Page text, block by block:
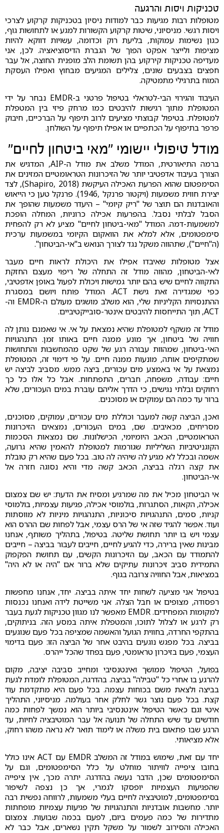
טכניקות ויסות והרגעה
מטופלות רבות מגיעות כבר למודות ניסיון בטכניקות קרקוע לצרכי
ויסות רגשי. מניסיוני, שיטות קרקוע הקשורות למגע או לתחושות גוף,
כגון נשימות עמוקות, בליעת רוק וכדומה, עשויות דווקא להיות
מציפות ולייצר אפקט הפוך של הגברת הדיסוציאציה. לכן, אני
מעדיפה טכניקות קירקוע בהן תשומת הלב מופנית החוצה, אל עבר
חפצים בצבעים שונים, צלילים המגיעים מבחוץ ואפילו העסקת
המוח בתרגילי מתמטיקה.
העיבוד והגירוי הבי-לטראלי בטיפול פרטני ב-EMDR נבחר על ידי
המטופלת מתוך רגישות להיבטים כמו מרחק פיזי בין המטפלת
למטופלת. בטיפול קבוצתי מציעים לרוב תיפוף על הברכיים, חיבוק
פרפר בתיפוף על הכתפיים או אפילו תיפוף על השולחן.
מודל טיפולי יישומי "מאי ביטחון לחיים"
ברמה התיאורטית, המודל משלב את מודל ה-AIP, המדגיש את
הצורך בעיבוד אדפטיבי יותר של הזיכרונות הטראומטיים המזינים את
הסימפטום שהוא הפרעת האכילה העיקשת (Shapiro, 2018), לצד
יצירת חווית משמעות (ויקטור פרנקל ,1946). פרנקל טען כי הייאוש
והאובדנות הם תוצר של "ריק קיומי" – היעדר משמעות שהופך את
הסבל לבלתי נסבל. בהפרעות אכילה כרוניות, המחלה הופכת
למשמעות-דמה. המודל "מאי-ביטחון לחיים" מציע לא רק להפחית
סימפטומים, אלא למלא את הוואקום הקיומי במשמעות ערכית
(ה"חיים"), שתהווה משקל נגד לצורך הנואש ב"אי-הביטחון".
אצל מטופלות שאיבדו אפילו את היכולת לראות חיים מעבר
לאי-הביטחון, מהווה מודל זה התחלה של ריפוי מעצם החזקת
התקווה לחיים שיש בהם יותר גמישות ויכולת לפעול באופן אדפטיבי,
כפי שמגדירה זאת גישת ACT. המודל פותח ויושם במסגרת
ההתנסויות הקליניות שלי, הוא משלב מושגים מעולם ה-EMDR וה-
ACT, תוך התייחסות להיבטים אינטר-סובייקטיביים.
מודל זה משקף למטופלת שהיא נמצאת על אי. אי שאמנם נותן לה
חוויה של ביטחון, אך מונע ממנה חיים באותו זמן. התנהגויות
האי-ביטחון, שמהוות עבורה רגע של שקט מהמחשבות והתחושות
שמתקיפים אותה, מונעות ממנה חיים. על פי דימוי זה, המטופלת
נמצאת על אי באמצע מים עכורים, ביצה ממש. מסביב לביצה יש
חיים: עבודה, משפחה, חברים, התפתחות. אבל כל אלו כל כך
רחוקים ובלתי נגישים, כי הדרך אליהם עוברת במים העכורים, שלא
ברור עד כמה הם עמוקים או מסוכנים.
ואכן, הביצה קשה למעבר וכוללת מים עכורים, עמוקים, מסוכנים,
מסריחים, מכאיבים. שם, במים העכורים, נמצאים הזיכרונות
הטראומטיים, הכאב היומיומי, הכישלונות. שם נמצאות הסכמות
הקוגניטיביות השליליות שגורמות למטופלת להאמין שהיא גרועה,
אשמה ובכלל לא מגיע לה שיהיה לה טוב. בכל פעם שהיא רק טובלת
את קצה רגלה בביצה, הכאב קשה מדי והיא נסוגה חזרה אל
אי-הביטחון.
אי הביטחון מכיל את מה שמרגיע ומסיח את הדעת: יש שם צמצום
אכילה, הקאות, הסתגרות, בולמוסי אכילה, פגיעות עצמיות, בולמוסי
קניות, סמים, התנהגויות סיכוניות, התנהגויות מיניות לא מווסתות
ועוד. אפשר להגיד שזה אי של הרס עצמי, אבל לפחות שם ההרס הוא
עצמי ויש בו יותר תחושת שליטה. בטיפול, בתהליך משותף, אנחנו
מבינות שאין ברירה, כדי להגיע לחיים, חייבים לעבור בביצה – חייבים
להתמודד עם הכאב, עם הזיכרונות הקשים, עם תחושת הפקפוק
התמידית סביב זיכרונות עתיקים שלא ברור אם "היה או לא היה"
במציאות, אבל החוויה צרובה בגוף.
בטיפול אני מציעה לשחות יחד איתה בביצה. יחד, אנחנו מחפשות
רפסודה, מצופים או חבל הצלה. אני משייטת לידה ואנחנו נכנסות
למקומות המפחידים. EMDR מאפשר לנו מגוון טכניקות לגעת בעבר
רק לרגע או לצלול לתוכו, והמטפלת איתה במסע הזה. בניתוקים,
בהתקפי החרדה, בחווית הגועל והאשמה שמציפה בכל פעם שנוגעים
בביצה. בכל מפגש נוגעים בהיבט אחר של הביצה הזו: פעם בדימוי
העצמי, פעם בזיכרון טראומטי, פעם בפחד שהכל ייהרס.
בפועל, הטיפול ממושך ואינטנסיבי ומחייב סביבה יציבה, מקום
להרגע בו אחרי כל "טבילה" בביצה. בהדרגה, המטופלת לומדת לגעת
בביצה ולצאת משם בכוחות עצמה. בכל פעם היא מתקדמת עוד
קצת. בכל פעם נוצר גשר לחלק אחר בעולמה. מניסיוני, התהליך
איטי וגם כאשר הטיפול אינטנסיבי ביותר הוא נמשך לפחות כמה
חודשים עד שיש התחלה של תנועה אל עבר המוטיבציה לחיות, עד
הרגע שבו פתאום בית משלה או לימוד תואר לא נראה משהו רחוק,
אלא מציאותי.
יחד עם זאת, שימוש במודל זה המשלב EMDR עם ACT אינו כולל
בחובו ציפייה לוויתור מוחלט על כלל הסימפטומים, וגם על
הסימפטומים שכן, הדבר נעשה בהדרגה. יתרה מכך, אין ציפייה
שהפגיעות העצמיות יופסקו לגמרי, אך כן נצפה לשיפור
בסימפטומים, למוטיבציה לחיים בעלי משמעות, לרווחה נפשית רבה
יותר. מחשבות אובדניות והתנהגויות של פגיעות עצמיות מופחתות
מתדירות של כמה פעמים ביום, לפעם בכמה שבועות. צמצום
האכילה והסירוב לשמור על משקל תקין נשארים, אבל כבר לא